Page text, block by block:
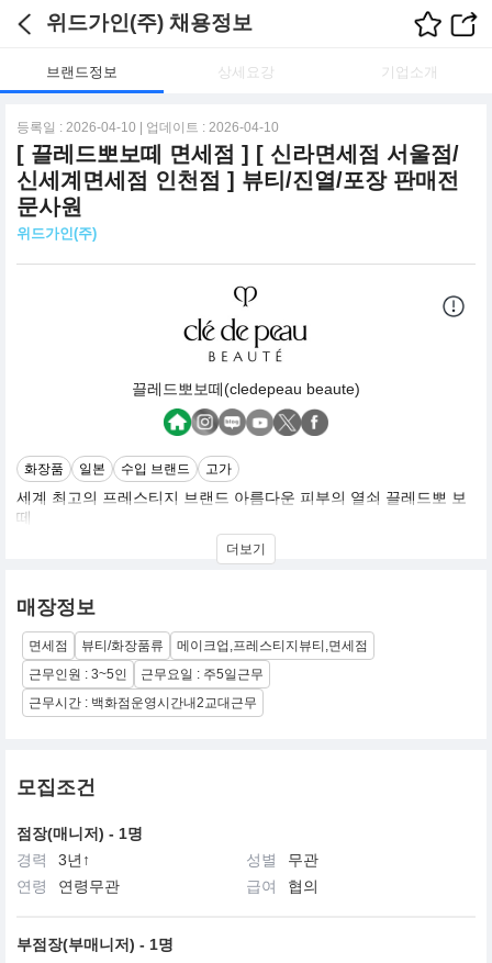
위드가인(주) 채용정보
브랜드정보 상세요강 기업소개
등록일 : 2026-04-10 | 업데이트 : 2026-04-10
[ 끌레드뽀보떼 면세점 ] [ 신라면세점 서울점/
신세계면세점 인천점 ] 뷰티/진열/포장 판매전
문사원
위드가인(주)
끌레드뽀보떼(cledepeau beaute)
화장품 일본 수입 브랜드 고가
세계 최고의 프레스티지 브랜드 아름다운 피부의 열쇠 끌레드뽀 보
떼
현대적이면서 우아한 감각과 첨단 과한 기술력이 어우러진 최고의
프레스티지 브랜드,끌레드뽀 보떼
‘우리가 세계에서 가장 효과적인 노화방지 트리트먼트를 만들어 낸
다면 어떻게 될까요?’
이 한마디가 세계 최고의 프레스티지 브랜드인 끌레드뽀 보떼의 시
작입니다.
30년 역사의 기술력으로 만들어진 끌레드뽀 보떼는 ‘아름다운 피부
의 열쇠’를 의미하며 최상의 피부를 위한 열쇠와 자신만의 아름다움
으로 가는 문을 제공한다는 생각을 전합니다.
중하여 상류층 여성들 사이에서 그 명성을 얻었습니다.
또한 끌레드뽀 보떼의 대표 제품인 라 크렘므는 국내 럭셔리 화장품
렘므 엥땅시브는 기존의 화장품을 넘어서는 혁신적인 효과와 효능
으로 Beyond Luxury Market을 열었습니다.
지성과 우아한 감각이 빛나는 그곳, 매력적이며, 역동적인 끌레드뽀
니다.
더보기
매장정보
면세점 뷰티/화장품류
메이크업,프레스티지뷰티,면세점
근무인원 : 3~5인
근무요일 : 주5일근무
근무시간 : 백화점운영시간내2교대근무
모집조건
점장(매니저) - 1명
경력
3년↑ 성별
무관
연령
연령무관 급여 협의
부점장(부매니저) - 1명